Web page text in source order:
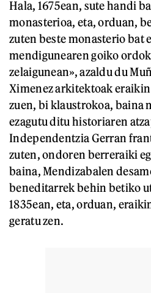
Hala, 1675ean, sute handi
monasterioa, eta, orduan,
zuten beste monasterio bat
mendigunearen goiko
zelaigunean», azaldu du
Ximenez arkitektoak
zuen, bi klaustrokoa, baina
ezagutu ditu historiaren
Independentzia Gerran
zuten, ondoren berreraiki
baina, Mendizabalen
beneditarrek behin betiko
1835ean, eta, orduan,
geratu zen.